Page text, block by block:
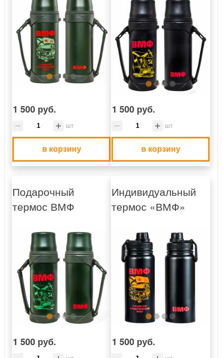
1 500 руб.
шт
в корзину
1 500 руб.
шт
в корзину
Подарочный
термос ВМФ
1 500 руб.
Индивидуальный
термос «ВМФ»
1 500 руб.